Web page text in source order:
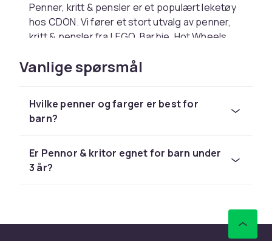
Penner, kritt & pensler er et populært leketøy
hos CDON. Vi fører et stort utvalg av penner,
kritt & pensler fra LEGO, Barbie, Hot Wheels,
priser.
alder og interesser. Hos CDON handler du trygt
med rask levering og enkel retur.
Hos CDON finner du penner, kritt & pensler fra
LEGO, Barbie og Schleich til
Vanlige spørsmål
Hvilke penner og farger er best for
barn?
Er Pennor & kritor egnet for barn under
3 år?